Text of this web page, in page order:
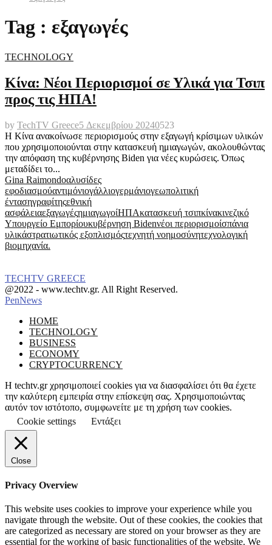
Tag : εξαγωγές
TECHNOLOGY
Κίνα: Νέοι Περιορισμοί σε Υλικά για Τσιπ
προς τις ΗΠΑ!
by TechTV Greece5 Δεκεμβρίου 20240523
Η Κίνα ανακοίνωσε περιορισμούς στην εξαγωγή κρίσιμων υλικών
που χρησιμοποιούνται στην κατασκευή ημιαγωγών, ακολουθώντας
την απόφαση της κυβέρνησης Biden για νέες κυρώσεις. Όπως
μεταδίδει το...
Gina Raimondoαλυσίδες
εφοδιασμούαντιμόνιογάλλιογερμάνιογεωπολιτική
έντασηγραφίτηςεθνική
ασφάλειαεξαγωγέςημιαγωγοίΗΠΑκατασκευή τσιπκίνακινεζικό
Υπουργείο Εμπορίουκυβέρνηση Bidenνέοι περιορισμοίσπάνια
υλικάστρατιωτικός εξοπλισμόςτεχνητή νοημοσύνητεχνολογική
βιομηχανία.
TECHTV GREECE
Facebook
Instagram
@2022 - www.techtv.gr. All Right Reserved.
PenNews
HOME
TECHNOLOGY
BUSINESS
ECONOMY
CRYPTOCURRENCY
Η techtv.gr χρησιμοποιεί cookies για να διασφαλίσει ότι θα έχετε
την καλύτερη εμπειρία στην επίσκεψη σας. Χρησιμοποιώντας
αυτόν τον ιστότοπο, συμφωνείτε με τη χρήση των cookies.
Cookie settings
Εντάξει
Close
Privacy Overview
This website uses cookies to improve your experience while you
navigate through the website. Out of these cookies, the cookies that
are categorized as necessary are stored on your browser as they are
essential for the working of basic functionalities of the website. We